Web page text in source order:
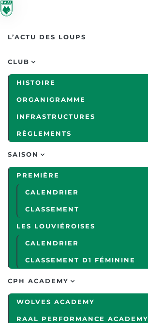
Skip to main content
L’ACTU DES LOUPS
CLUB
HISTOIRE
ORGANIGRAMME
INFRASTRUCTURES
RÈGLEMENTS
SAISON
PREMIÈRE
CALENDRIER
CLASSEMENT
LES LOUVIÉROISES
CALENDRIER
CLASSEMENT D1 FÉMININE
CPH ACADEMY
WOLVES ACADEMY
RAAL PERFORMANCE ACADEMY